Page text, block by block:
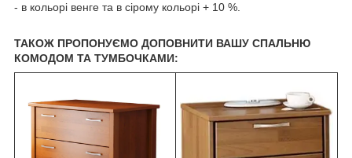
- в кольорі венге та в сірому кольорі + 10 %.
ТАКОЖ ПРОПОНУЄМО ДОПОВНИТИ ВАШУ СПАЛЬНЮ
КОМОДОМ ТА ТУМБОЧКАМИ: